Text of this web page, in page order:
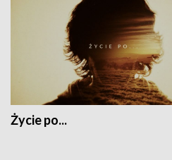
Życie po...